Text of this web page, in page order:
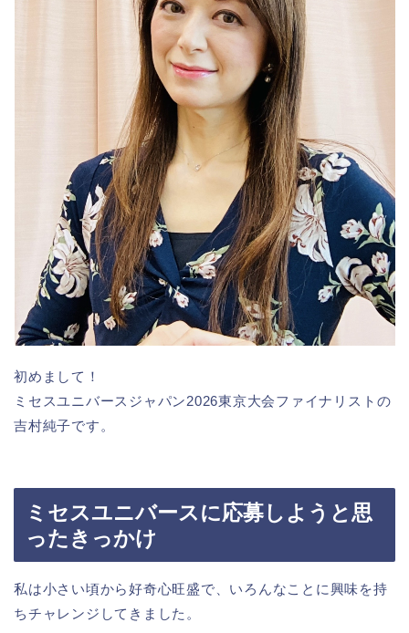
初めまして！
ミセスユニバースジャパン2026東京大会ファイナリストの
吉村純子です。
ミセスユニバースに応募しようと思
ったきっかけ
私は小さい頃から好奇心旺盛で、いろんなことに興味を持
ちチャレンジしてきました。